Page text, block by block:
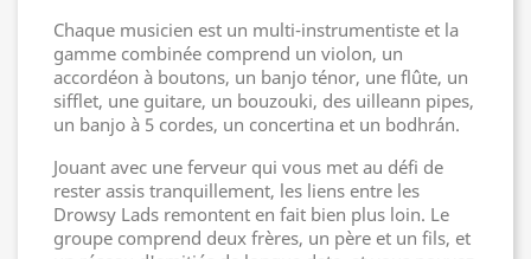
Chaque musicien est un multi-instrumentiste et la
gamme combinée comprend un violon, un
accordéon à boutons, un banjo ténor, une flûte, un
sifflet, une guitare, un bouzouki, des uilleann pipes,
un banjo à 5 cordes, un concertina et un bodhrán.
Jouant avec une ferveur qui vous met au défi de
rester assis tranquillement, les liens entre les
Drowsy Lads remontent en fait bien plus loin. Le
groupe comprend deux frères, un père et un fils, et